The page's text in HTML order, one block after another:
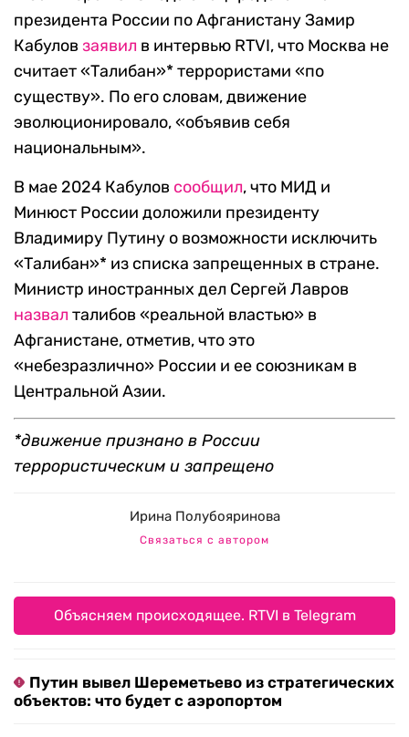
президента России по Афганистану Замир
Кабулов заявил в интервью RTVI, что Москва не
считает «Талибан»* террористами «по
существу». По его словам, движение
эволюционировало, «объявив себя
национальным».
В мае 2024 Кабулов сообщил, что МИД и
Минюст России доложили президенту
Владимиру Путину о возможности исключить
«Талибан»* из списка запрещенных в стране.
Министр иностранных дел Сергей Лавров
назвал талибов «реальной властью» в
Афганистане, отметив, что это
«небезразлично» России и ее союзникам в
Центральной Азии.
*движение признано в России
террористическим и запрещено
Ирина Полубояринова
Связаться с автором
Объясняем происходящее. RTVI в Telegram
Путин вывел Шереметьево из стратегических
объектов: что будет с аэропортом